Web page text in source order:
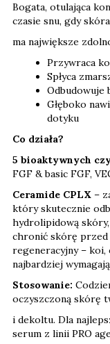
Bogata, otulająca
czasie snu, gdy skóra
ma największe
Przywraca
Spłyca
Odbudowuje
Głęboko
dotyku
Co działa?
5 bioaktywnych
FGF & basic FGF,
Ceramide CPLX –
który skutecznie
hydrolipidową
chronić skórę przed
regeneracyjny –
najbardziej
Stosowanie:
oczyszczoną skórę
i dekoltu. Dla
serum z linii PRO